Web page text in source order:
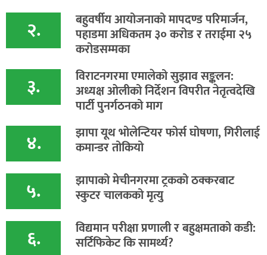
२. बहुवर्षीय आयोजनाको मापदण्ड परिमार्जन,
पहाडमा अधिकतम ३० करोड र तराईमा २५
करोडसम्मका
३. विराटनगरमा एमालेको सुझाव सङ्कलन:
अध्यक्ष ओलीको निर्देशन विपरीत नेतृत्वदेखि
पार्टी पुनर्गठनको माग
४. झापा यूथ भोलेन्टियर फोर्स घोषणा, गिरीलाई
कमान्डर तोकियो
५. ​झापाको मेचीनगरमा ट्रकको ठक्करबाट
स्कुटर चालकको मृत्यु
६. विद्यमान परीक्षा प्रणाली र बहुक्षमताको कडी:
सर्टिफिकेट कि सामर्थ्य?